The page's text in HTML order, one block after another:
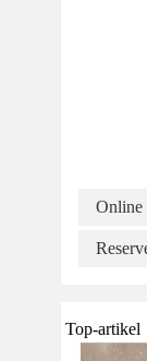
Online
Top-artikel